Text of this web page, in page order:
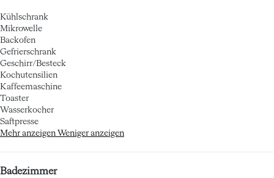
Kühlschrank
Mikrowelle
Backofen
Gefrierschrank
Geschirr/Besteck
Kochutensilien
Kaffeemaschine
Toaster
Wasserkocher
Saftpresse
Mehr anzeigen Weniger anzeigen
Badezimmer